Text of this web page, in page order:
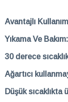
Avantajlı
Yıkama Ve Bakım:
30 derece
Ağartıcı
Düşük sıcaklıkta